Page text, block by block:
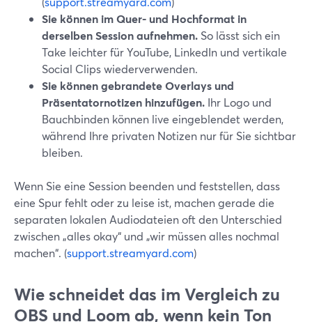
Sie können im Quer- und Hochformat in
derselben Session aufnehmen. So lässt sich ein
Take leichter für YouTube, LinkedIn und vertikale
Social Clips wiederverwenden.
Sie können gebrandete Overlays und
Präsentatornotizen hinzufügen. Ihr Logo und
Bauchbinden können live eingeblendet werden,
während Ihre privaten Notizen nur für Sie sichtbar
bleiben.
Wenn Sie eine Session beenden und feststellen, dass
eine Spur fehlt oder zu leise ist, machen gerade die
separaten lokalen Audiodateien oft den Unterschied
zwischen „alles okay“ und „wir müssen alles nochmal
machen“. (support.streamyard.com)
Wie schneidet das im Vergleich zu
OBS und Loom ab, wenn kein Ton